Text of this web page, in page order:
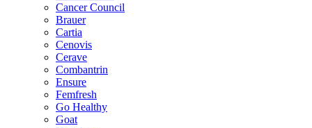
Cancer Council
Brauer
Cartia
Cenovis
Cerave
Combantrin
Ensure
Femfresh
Go Healthy
Goat